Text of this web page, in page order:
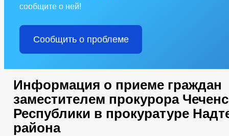
сообщите о ней!
Сообщить о проблеме
Информация о приеме граждан
заместителем прокурора
Республики в прокуратуре
района